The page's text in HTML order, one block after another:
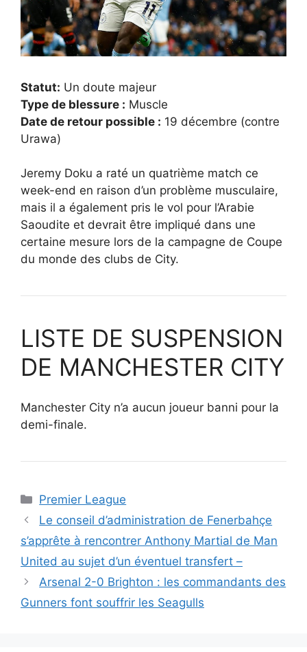
Statut: Un doute majeur
Type de blessure : Muscle
Date de retour possible : 19 décembre (contre
Urawa)
Jeremy Doku a raté un quatrième match ce
week-end en raison d’un problème musculaire,
mais il a également pris le vol pour l’Arabie
Saoudite et devrait être impliqué dans une
certaine mesure lors de la campagne de Coupe
du monde des clubs de City.
LISTE DE SUSPENSION
DE MANCHESTER CITY
Manchester City n’a aucun joueur banni pour la
demi-finale.
Catégories
Premier League
Le conseil d’administration de Fenerbahçe
s’apprête à rencontrer Anthony Martial de Man
United au sujet d’un éventuel transfert –
Arsenal 2-0 Brighton : les commandants des
Gunners font souffrir les Seagulls